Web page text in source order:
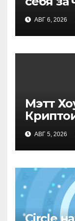
биржи
АВГ 6, 2026
Мэтт
безАВГ 5, 2026